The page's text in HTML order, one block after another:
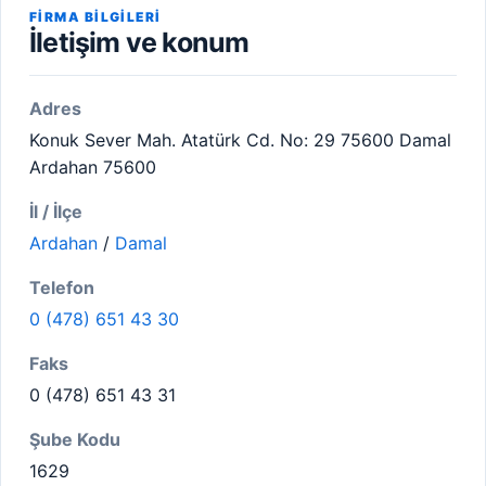
FIRMA BILGILERI
İletişim ve konum
Adres
Konuk Sever Mah. Atatürk Cd. No: 29 75600 Damal
Ardahan 75600
İl / İlçe
Ardahan / Damal
Telefon
0 (478) 651 43 30
Faks
0 (478) 651 43 31
Şube Kodu
1629